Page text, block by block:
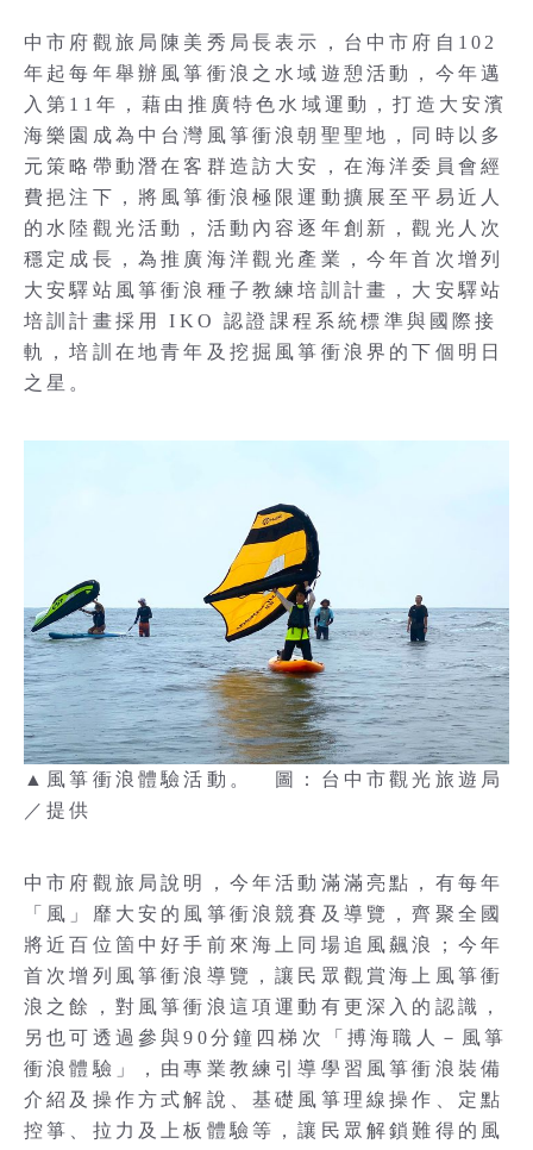
中市府觀旅局陳美秀局長表示，台中市府自102
年起每年舉辦風箏衝浪之水域遊憩活動，今年邁
入第11年，藉由推廣特色水域運動，打造大安濱
海樂園成為中台灣風箏衝浪朝聖聖地，同時以多
元策略帶動潛在客群造訪大安，在海洋委員會經
費挹注下，將風箏衝浪極限運動擴展至平易近人
的水陸觀光活動，活動內容逐年創新，觀光人次
穩定成長，為推廣海洋觀光產業，今年首次增列
大安驛站風箏衝浪種子教練培訓計畫，大安驛站
培訓計畫採用 IKO 認證課程系統標準與國際接
軌，培訓在地青年及挖掘風箏衝浪界的下個明日
之星。
▲風箏衝浪體驗活動。 圖：台中市觀光旅遊局
／提供
中市府觀旅局說明，今年活動滿滿亮點，有每年
「風」靡大安的風箏衝浪競賽及導覽，齊聚全國
將近百位箇中好手前來海上同場追風飆浪；今年
首次增列風箏衝浪導覽，讓民眾觀賞海上風箏衝
浪之餘，對風箏衝浪這項運動有更深入的認識，
另也可透過參與90分鐘四梯次「搏海職人－風箏
衝浪體驗」，由專業教練引導學習風箏衝浪裝備
介紹及操作方式解說、基礎風箏理線操作、定點
控箏、拉力及上板體驗等，讓民眾解鎖難得的風